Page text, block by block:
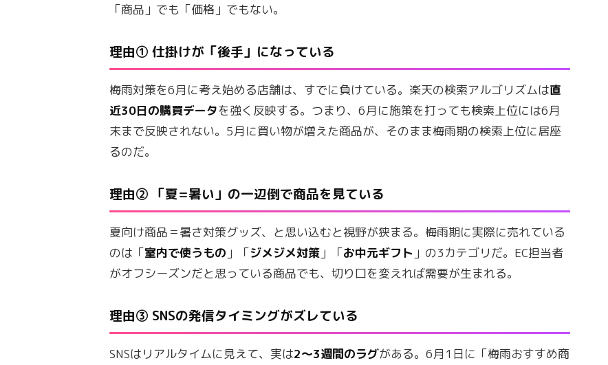
「商品」でも「価格」でもない。
理由① 仕掛けが「後手」になっている
梅雨対策を6月に考え始める店舗は、すでに負けている。楽天の検索アルゴリズムは直
近30日の購買データを強く反映する。つまり、6月に施策を打っても検索上位には6月
末まで反映されない。5月に買い物が増えた商品が、そのまま梅雨期の検索上位に居座
るのだ。
理由② 「夏=暑い」の一辺倒で商品を見ている
夏向け商品＝暑さ対策グッズ、と思い込むと視野が狭まる。梅雨期に実際に売れている
のは「室内で使うもの 」「ジメジメ対策 」「お中元ギフト 」の3カテゴリだ。EC担当者
がオフシーズンだと思っている商品でも、切り口を変えれば需要が生まれる。
理由③ SNSの発信タイミングがズレている
SNSはリアルタイムに見えて、実は2〜3週間のラグがある。6月1日に「梅雨おすすめ商